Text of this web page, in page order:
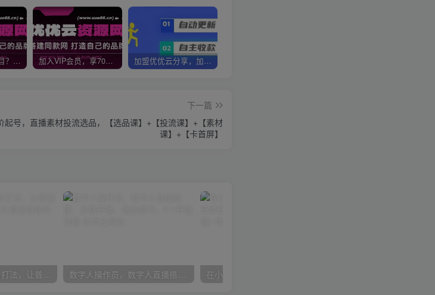
你还在到处找项目？还在当韭菜？我靠网创资源站一个月收入5万+，曾经我也是个失败者。 加入VIP会员，享70%的推广提成，免费学习多种网上创业课程，菜鸟秒变大神！ 加盟优优云分享，加盟搭建同款知识付费资源网站，实现长期稳定被动收入~
下一篇
起号，直播素材投流选品，【选品课】+【投流课】+【素材
课】+【卡首屏】
2024抖音小店全新打法，让普通人也能学会做一家长久稳定赚钱的抖店 数字人操作员，数字人直播搭建、多路开播、选品技巧，0-1开播流程